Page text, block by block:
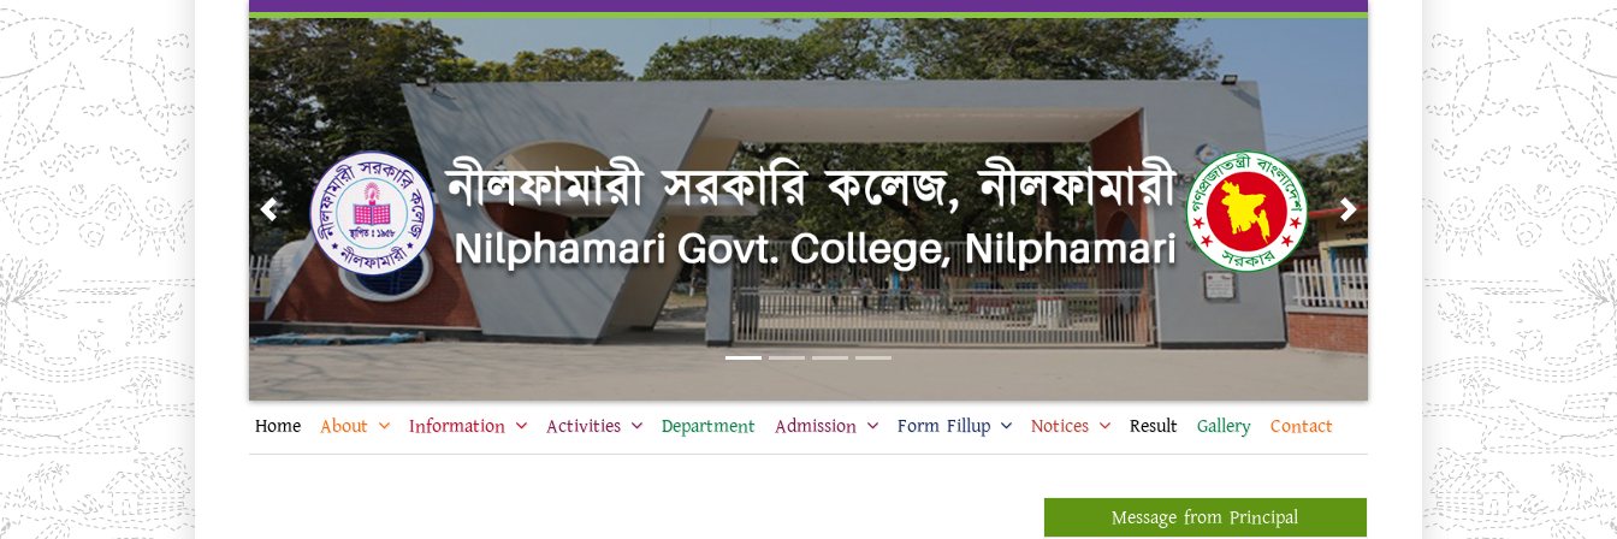
Skip
content
Previous Next
Home About Information Activities Department Admission Form Fillup Notices Result Gallery Contact
Message from Principal